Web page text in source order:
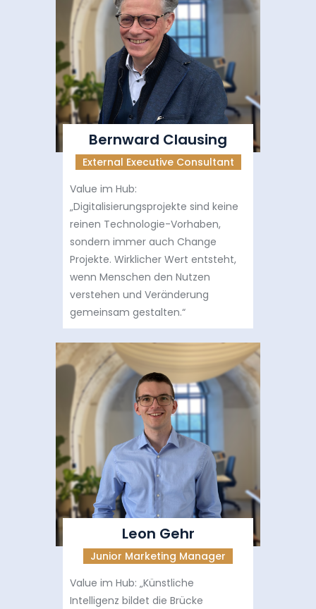
Bernward Clausing
External Executive Consultant
Value im Hub:
„Digitalisierungsprojekte sind keine
reinen Technologie-Vorhaben,
sondern immer auch Change
Projekte. Wirklicher Wert entsteht,
wenn Menschen den Nutzen
verstehen und Veränderung
gemeinsam gestalten.“
Leon Gehr
Junior Marketing Manager
Value im Hub: „Künstliche
Intelligenz bildet die Brücke